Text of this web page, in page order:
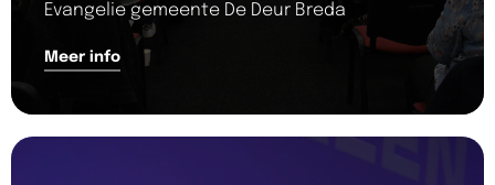
Evangelie gemeente De Deur Breda
Meer info